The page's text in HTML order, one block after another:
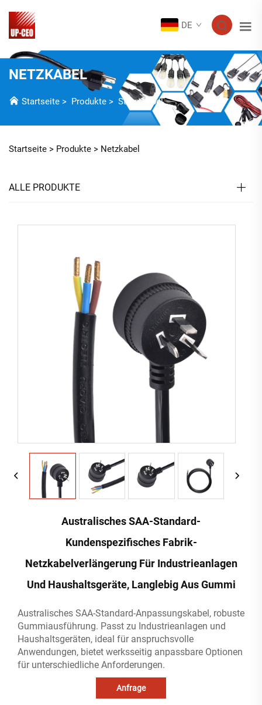
DE
NETZKABEL
Startseite > Produkte > Stromkabel
Startseite > Produkte > Netzkabel
ALLE PRODUKTE
Australisches SAA-Standard-
Kundenspezifisches Fabrik-
Netzkabelverlängerung Für Industrieanlagen
Und Haushaltsgeräte, Langlebig Aus Gummi
Australisches SAA-Standard-Anpassungskabel, robuste
Gummiausführung. Passt zu Industrieanlagen und
Haushaltsgeräten, ideal für anspruchsvolle
Anwendungen, bietet werksseitig anpassbare Optionen
für unterschiedliche Anforderungen.
Anfrage